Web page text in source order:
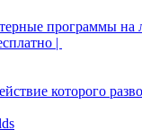
программы на
|
которого